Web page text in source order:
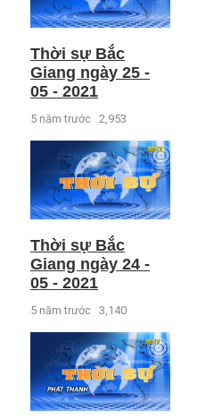
Thời sự Bắc
Giang ngày 25 -
05 - 2021
5 năm trước 2,953
Thời sự Bắc
Giang ngày 24 -
05 - 2021
5 năm trước 3,140